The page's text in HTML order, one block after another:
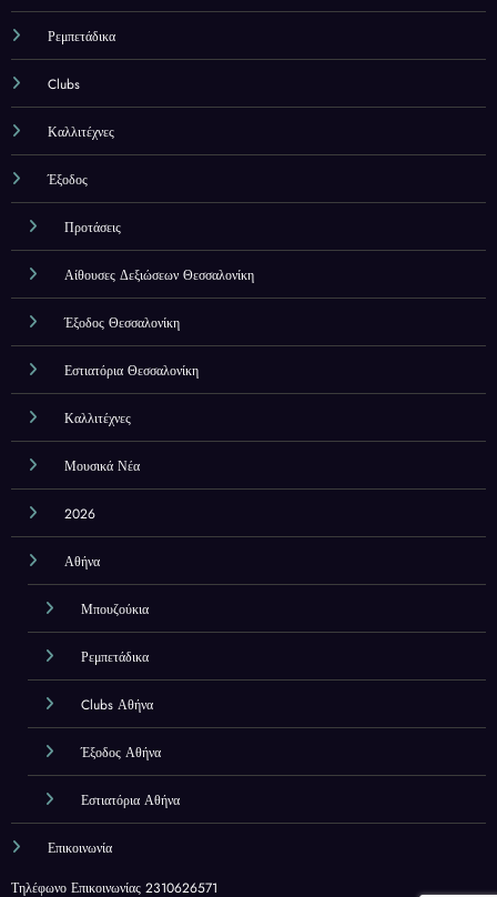
Ρεμπετάδικα
Clubs
Καλλιτέχνες
Έξοδος
Προτάσεις
Αίθουσες Δεξιώσεων Θεσσαλονίκη
Έξοδος Θεσσαλονίκη
Εστιατόρια Θεσσαλονίκη
Καλλιτέχνες
Μουσικά Νέα
2026
Αθήνα
Μπουζούκια
Ρεμπετάδικα
Clubs Αθήνα
Έξοδος Αθήνα
Εστιατόρια Αθήνα
Επικοινωνία
Τηλέφωνο Επικοινωνίας 2310626571